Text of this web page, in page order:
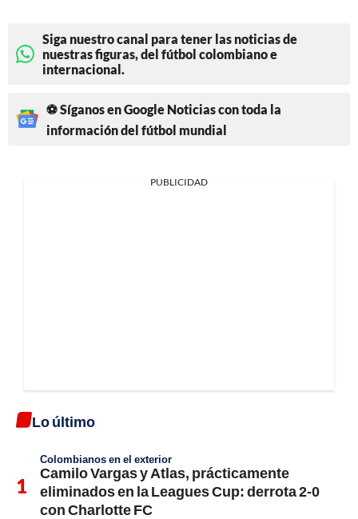
Siga nuestro canal para tener las noticias de
nuestras figuras, del fútbol colombiano e
internacional.
⚽ Síganos en Google Noticias con toda la
información del fútbol mundial
PUBLICIDAD
Lo último
Colombianos en el exterior
Camilo Vargas y Atlas, prácticamente
eliminados en la Leagues Cup: derrota 2-0
con Charlotte FC